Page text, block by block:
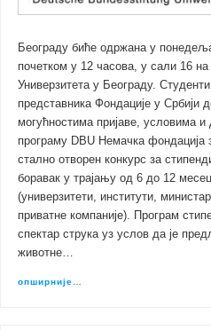
Београду биће одржана у
почетком у 12 часова, у сали 16 на
Универзитета у Београду.
представника Фондације у Србији
могућностима пријаве, условима
програму DBU Немачка фондација
стално отворен конкурс за
боравак у трајању од 6 до 12
(универзитети, институти,
приватне компаније). Програм
спектар струка уз услов да је
животне…
опширније…